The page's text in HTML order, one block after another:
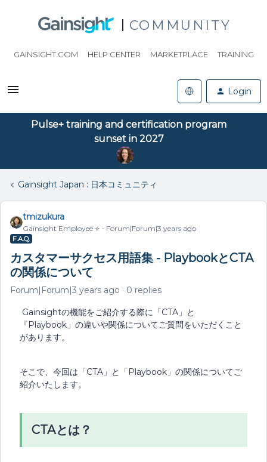
COMMUNITY
GAINSIGHT.COM HELP CENTER MARKETPLACE TRAINING
Login
Pulse+ training and certification program
sunset in 2027
Gainsight Japan : 日本コミュニティ
tmizukura
Gainsight Employee ⭐️ Forum|Forum|3 years ago
F.A.Q.
カスタマーサクセス用語集 - PlaybookとCTA
の関係について
Forum|Forum|3 years ago 0 replies
Gainsightの機能をご紹介する際に「CTA」と
『Playbook」の違いや関係についてご質問をいただくこと
があります。
そこで、今回は「CTA」と「Playbook」の関係についてご
紹介いたします。
CTAとは？